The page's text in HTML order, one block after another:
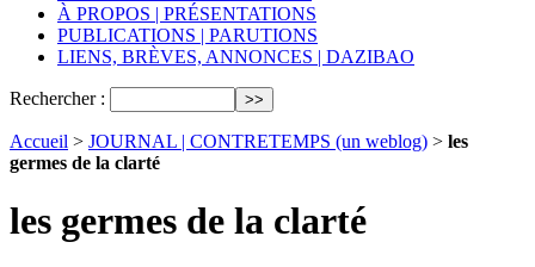
À PROPOS | PRÉSENTATIONS
PUBLICATIONS | PARUTIONS
LIENS, BRÈVES, ANNONCES | DAZIBAO
Rechercher :
Accueil > JOURNAL | CONTRETEMPS (un weblog) > les
germes de la clarté
les germes de la clarté